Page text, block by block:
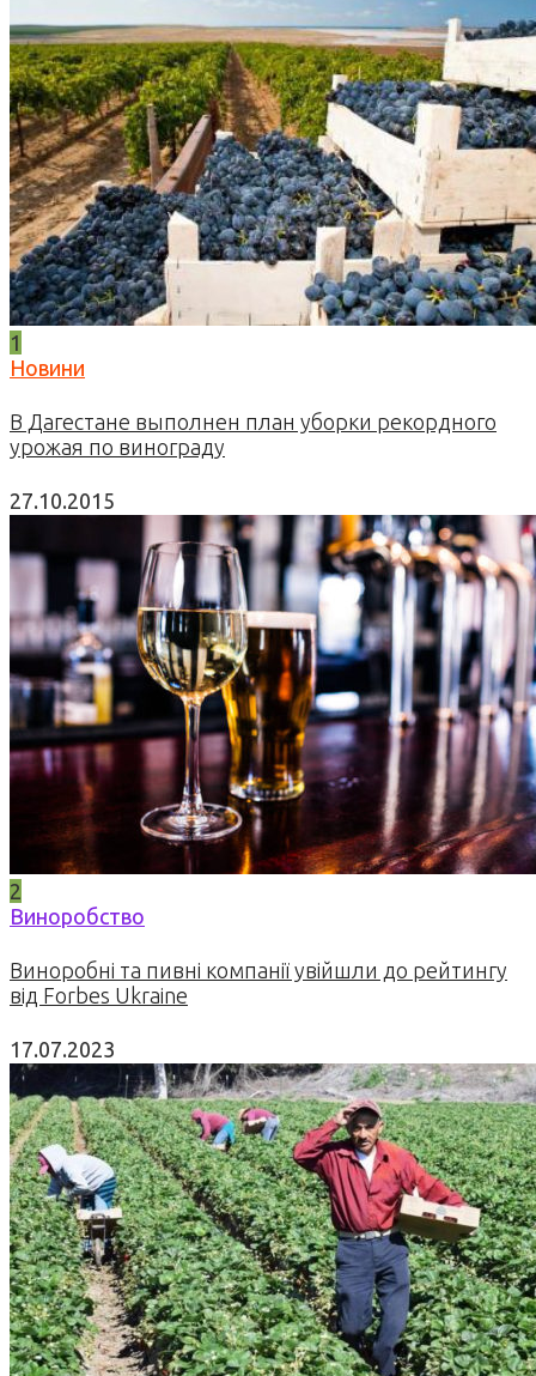
1
Новини
В Дагестане выполнен план уборки рекордного
урожая по винограду
27.10.2015
2
Виноробство
Виноробні та пивні компанії увійшли до рейтингу
від Forbes Ukraine
17.07.2023